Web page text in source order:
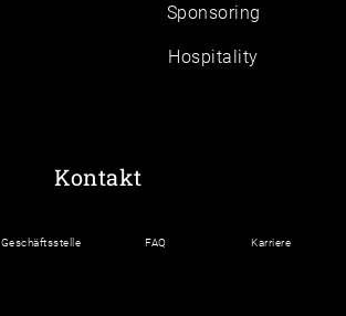
Sponsoring
Hospitality
Kontakt
Geschäftsstelle FAQ Karriere